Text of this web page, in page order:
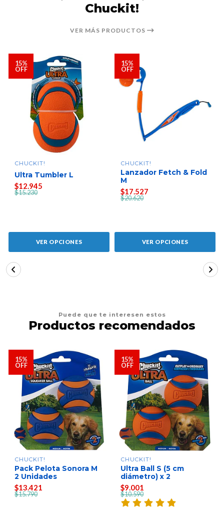
Chuckit!
VER MÁS PRODUCTOS
15%
OFF
CHUCKIT!
Ultra Tumbler L
$12.945
$15.230
VER OPCIONES
15%
OFF
CHUCKIT!
Lanzador Fetch & Fold
M
$17.527
$20.620
VER OPCIONES
Puede que te interesen estos
Productos recomendados
15%
OFF
CHUCKIT!
Pack Pelota Sonora M
2 Unidades
$13.421
$15.790
15%
OFF
CHUCKIT!
Ultra Ball S (5 cm
diámetro) x 2
$9.001
$10.590